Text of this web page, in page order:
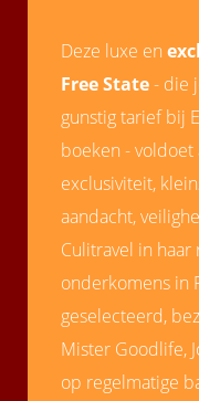
Deze luxe en
Free State- die
gunstig tarief bij
boeken - voldoet
exclusiviteit,
aandacht,
Culitravel in haar
onderkomens in
geselecteerd,
Mister Goodlife,
op regelmatige